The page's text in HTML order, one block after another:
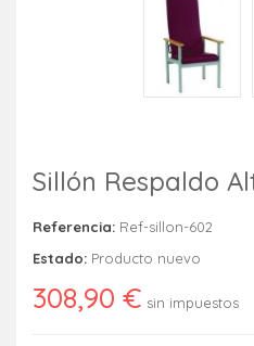
Sillón Respaldo
Referencia: Ref-sillon-602
Estado: Producto nuevo
308,90 € sin impuestos